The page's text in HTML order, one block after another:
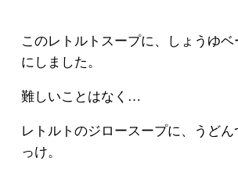
このレトルトスープに、しょうゆ
にしました。
難しいことはなく…
レトルトのジロースープに、うど
っけ。